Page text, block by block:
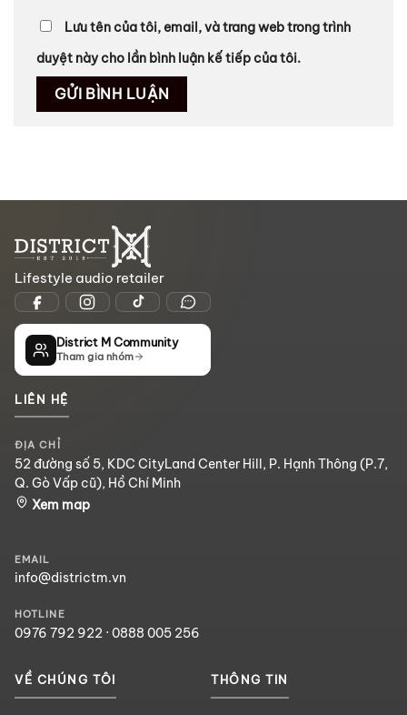
Lưu tên của tôi, email, và trang web trong trình
duyệt này cho lần bình luận kế tiếp của tôi.
Lifestyle audio retailer
District M Community
Tham gia nhóm
LIÊN HỆ
ĐỊA CHỈ
52 đường số 5, KDC CityLand Center Hill, P. Hạnh Thông (P.7,
Q. Gò Vấp cũ), Hồ Chí Minh
Xem map
EMAIL
info@districtm.vn
HOTLINE
0976 792 922 · 0888 005 256
VỀ CHÚNG TÔI THÔNG TIN